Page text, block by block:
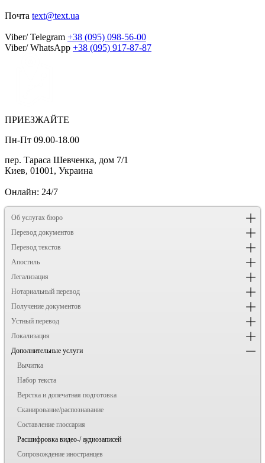
Почта text@text.ua
Viber/ Telegram +38 (095) 098-56-00
Viber/ WhatsApp +38 (095) 917-87-87
ПРИЕЗЖАЙТЕ
Пн-Пт 09.00-18.00
пер. Тараса Шевченка, дом 7/1
Киев, 01001, Украина
Онлайн: 24/7
Об услугах бюро
Перевод документов
Перевод текстов
Апостиль
Легализация
Нотариальный перевод
Получение документов
Устный перевод
Локализация
Дополнительные услуги
Вычитка
Набор текста
Верстка и допечатная подготовка
Сканирование/распознавание
Составление глоссария
Расшифровка видео-/ аудиозаписей
Сопровождение иностранцев